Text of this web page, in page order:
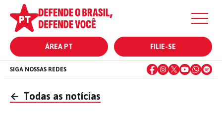
ÁREA PT FILIE-SE
SIGA NOSSAS REDES
← Todas as notícias